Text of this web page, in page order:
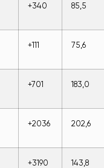
+340 85,5
+111 75,6
+701 183,0
+2036 202,6
+3190 143,8